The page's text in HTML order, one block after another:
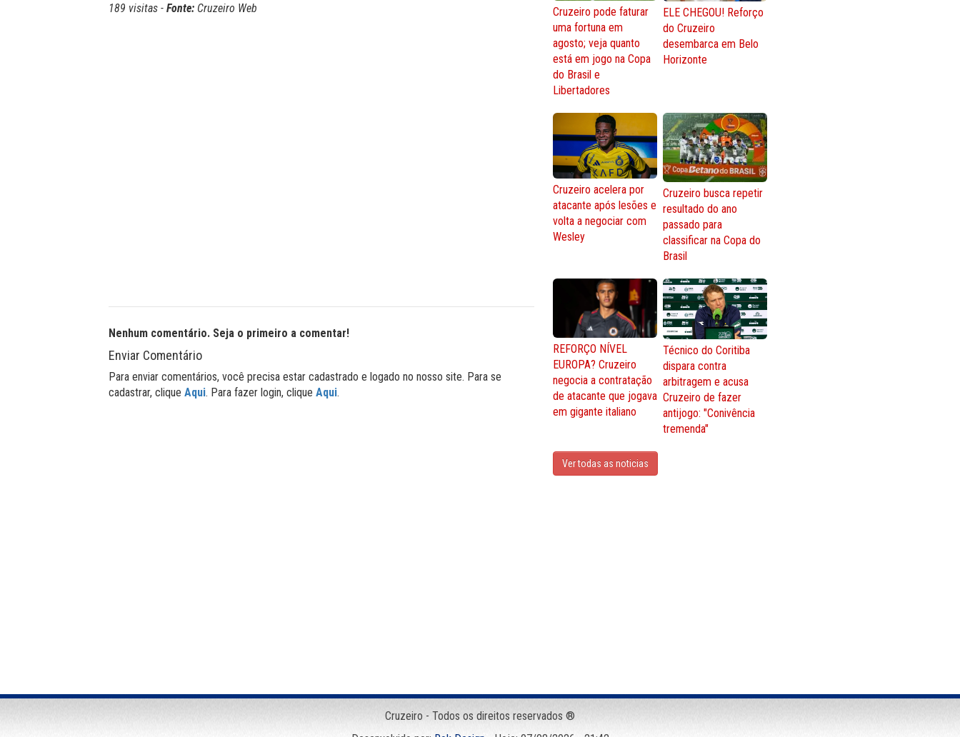
189 visitas - Fonte: Cruzeiro Web
Nenhum comentário. Seja o primeiro a comentar!
Enviar Comentário
Para enviar comentários, você precisa estar cadastrado e logado no nosso site. Para se
cadastrar, clique Aqui. Para fazer login, clique Aqui.
Cruzeiro pode faturar
uma fortuna em
agosto; veja quanto
está em jogo na Copa
do Brasil e
Libertadores
ELE CHEGOU! Reforço
do Cruzeiro
desembarca em Belo
Horizonte
Cruzeiro acelera por
atacante após lesões e
volta a negociar com
Wesley
Cruzeiro busca repetir
resultado do ano
passado para
classificar na Copa do
Brasil
REFORÇO NÍVEL
EUROPA? Cruzeiro
negocia a contratação
de atacante que jogava
em gigante italiano
Técnico do Coritiba
dispara contra
arbitragem e acusa
Cruzeiro de fazer
antijogo: "Conivência
tremenda"
Ver todas as noticias
Cruzeiro - Todos os direitos reservados ®